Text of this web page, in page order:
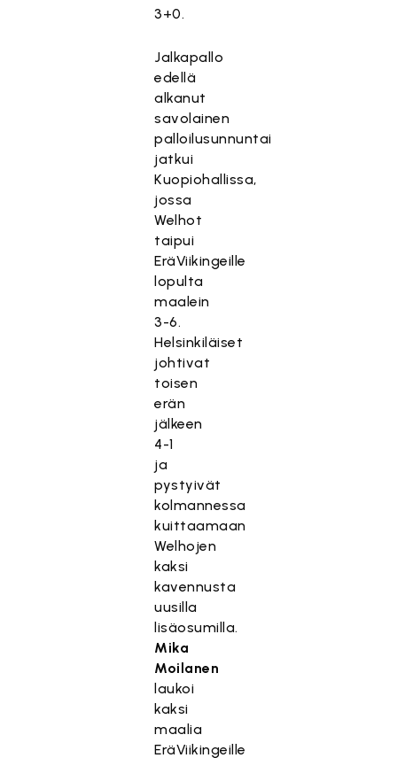
3+0.
Jalkapallo
edellä
alkanut
savolainen
palloilusunnuntai
jatkui
Kuopiohallissa,
jossa
Welhot
taipui
EräViikingeille
lopulta
maalein
3-6.
Helsinkiläiset
johtivat
toisen
erän
jälkeen
4-1
ja
pystyivät
kolmannessa
kuittaamaan
Welhojen
kaksi
kavennusta
uusilla
lisäosumilla.
Mika
Moilanen
laukoi
kaksi
maalia
EräViikingeille